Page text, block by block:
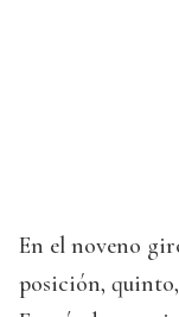
En el noveno
posición,